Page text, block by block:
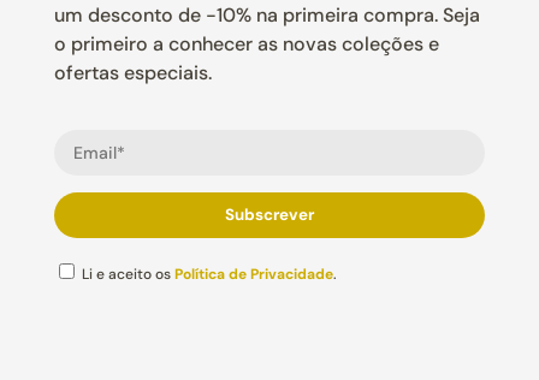
um desconto de -10% na primeira compra. Seja
o primeiro a conhecer as novas coleções e
ofertas especiais.
Li e aceito osPolítica de Privacidade.